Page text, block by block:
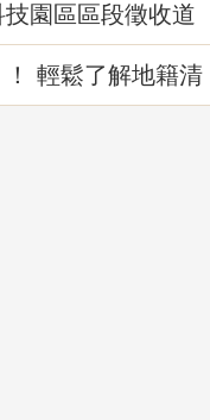
園區區段徵收道
介紹
！ 輕鬆了解地籍清